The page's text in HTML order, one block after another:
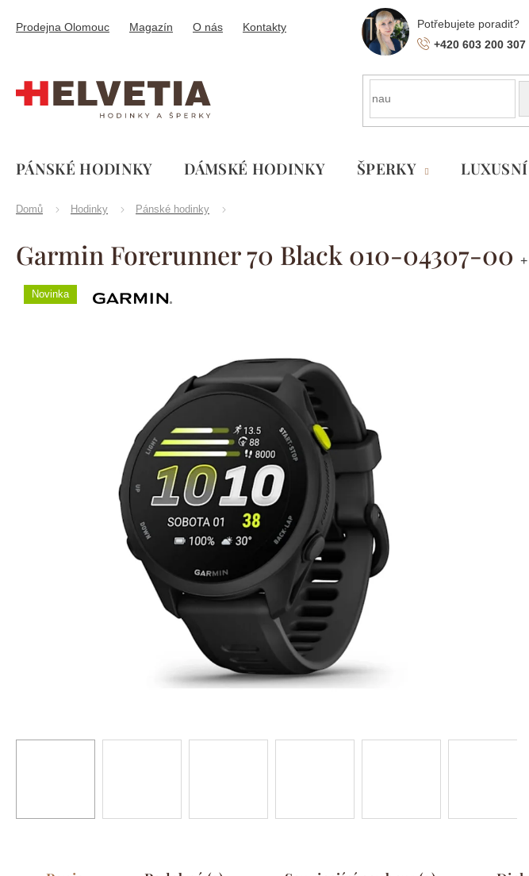
obsah
+420 603 200 307
Prodejna Olomouc Magazín O nás Kontakty
PÁNSKÉ HODINKY DÁMSKÉ HODINKY ŠPERKY
Domů Hodinky Pánské hodinky
Garmin Forerunner 70 Black 010-04307-00
Novinka Značka: Garmin